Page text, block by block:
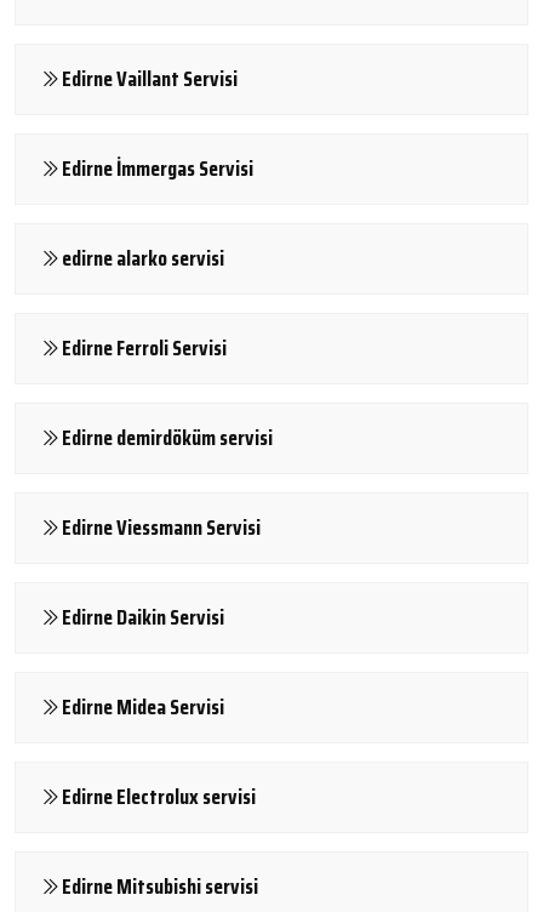
Edirne Vaillant Servisi
Edirne İmmergas Servisi
edirne alarko servisi
Edirne Ferroli Servisi
Edirne demirdöküm servisi
Edirne Viessmann Servisi
Edirne Daikin Servisi
Edirne Midea Servisi
Edirne Electrolux servisi
Edirne Mitsubishi servisi